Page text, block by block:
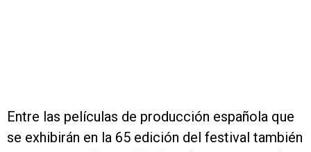
Entre las películas de producción española que
se exhibirán en la 65 edición del festival también